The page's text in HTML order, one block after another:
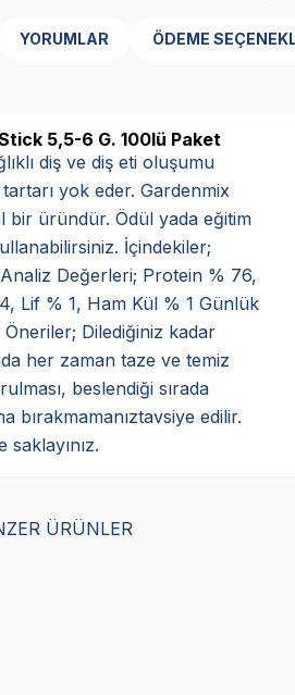
YORUMLAR ÖDEME
5,5-6 G. 100lü Paket
diş ve diş eti oluşumu
yok eder. Gardenmix
bir üründür. Ödül yada eğitim
İçindekiler;
Değerleri; Protein % 76,
Lif % 1, Ham Kül % 1 Günlük
Öneriler; Dilediğiniz kadar
her zaman taze ve temiz
beslendiği sırada
bırakmamanıztavsiye edilir.
ÜRÜNLER